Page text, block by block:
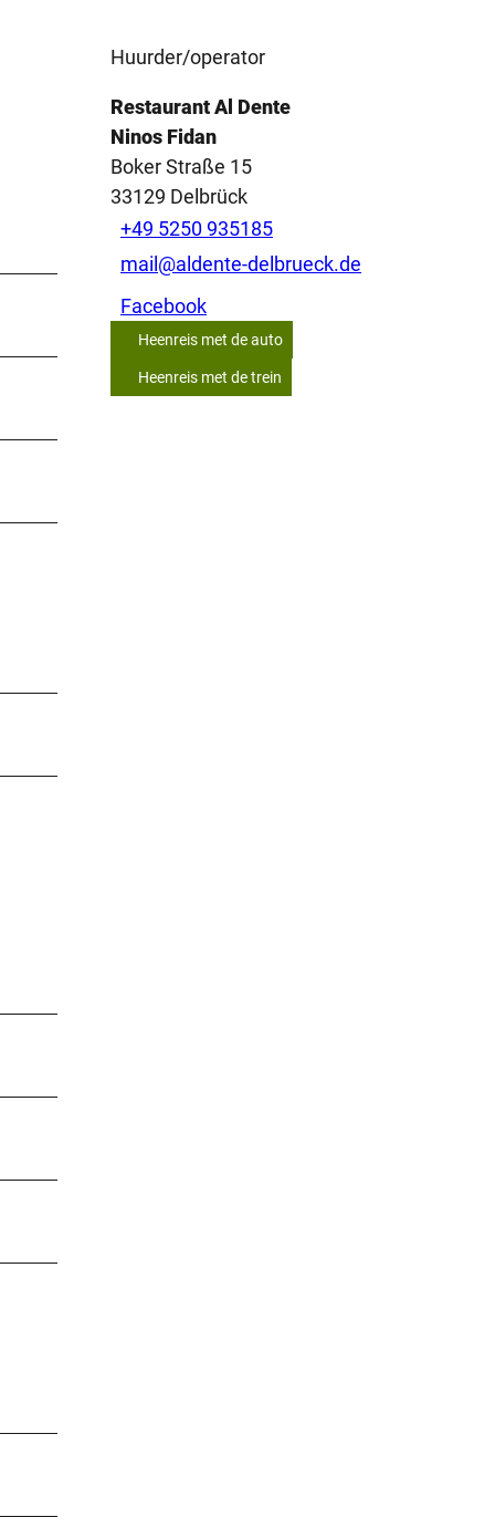
Huurder/operator
Restaurant Al Dente
Ninos Fidan
Boker Straße 15
33129 Delbrück
+49 5250 935185
mail@aldente-delbrueck.de
Facebook
Heenreis met de auto
Heenreis met de trein